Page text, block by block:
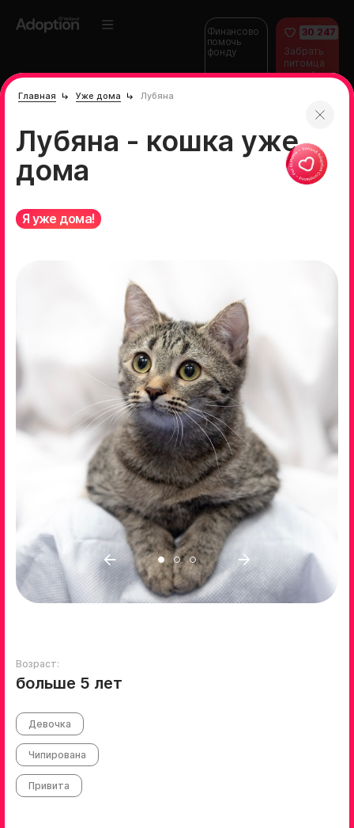
Финансово
помочь
фонду
30 247
Забрать
питомца
домой
Главная Уже дома Лубяна
Лубяна - кошка уже
дома
Я уже дома!
Возраст:
больше 5 лет
Девочка
Чипирована
Привита